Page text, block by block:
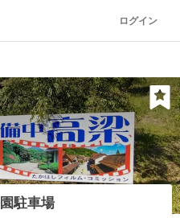
ログイン
駐車場